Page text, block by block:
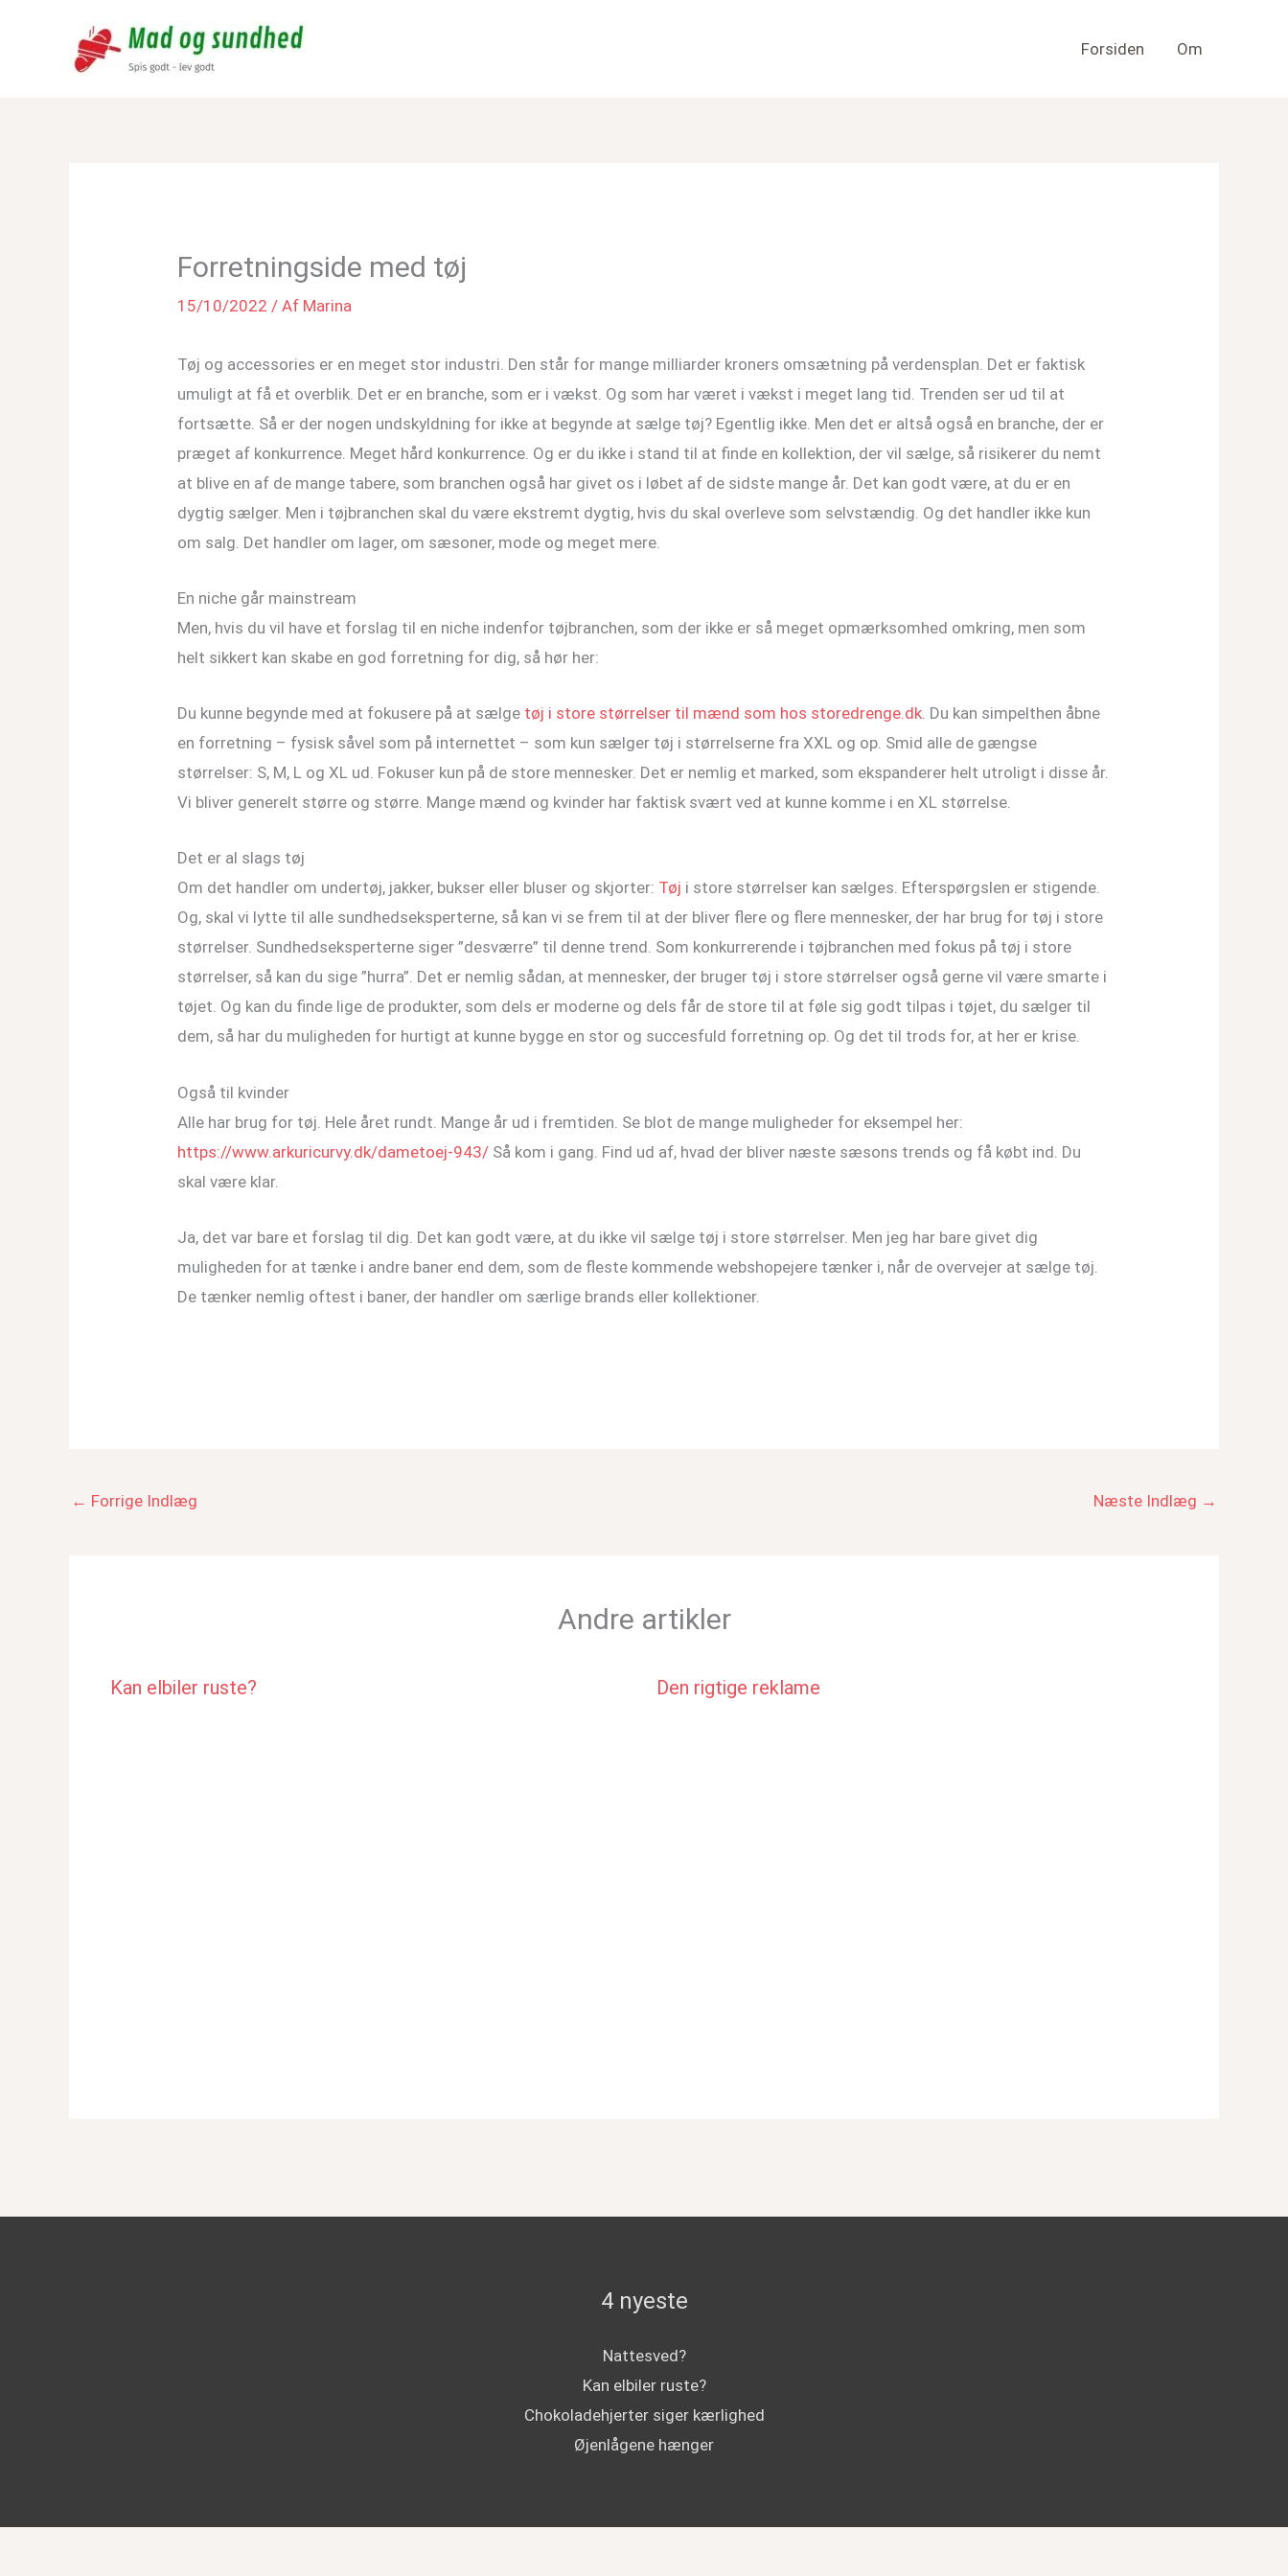
Forsiden Om
Forretningside med tøj
15/10/2022 / Af Marina
Tøj og accessories er en meget stor industri. Den står for mange milliarder kroners omsætning på verdensplan. Det er faktisk
umuligt at få et overblik. Det er en branche, som er i vækst. Og som har været i vækst i meget lang tid. Trenden ser ud til at
fortsætte. Så er der nogen undskyldning for ikke at begynde at sælge tøj? Egentlig ikke. Men det er altså også en branche, der er
præget af konkurrence. Meget hård konkurrence. Og er du ikke i stand til at finde en kollektion, der vil sælge, så risikerer du nemt
at blive en af de mange tabere, som branchen også har givet os i løbet af de sidste mange år. Det kan godt være, at du er en
dygtig sælger. Men i tøjbranchen skal du være ekstremt dygtig, hvis du skal overleve som selvstændig. Og det handler ikke kun
om salg. Det handler om lager, om sæsoner, mode og meget mere.
En niche går mainstream
Men, hvis du vil have et forslag til en niche indenfor tøjbranchen, som der ikke er så meget opmærksomhed omkring, men som
helt sikkert kan skabe en god forretning for dig, så hør her:
Du kunne begynde med at fokusere på at sælge tøj i store størrelser til mænd som hos storedrenge.dk. Du kan simpelthen åbne
en forretning – fysisk såvel som på internettet – som kun sælger tøj i størrelserne fra XXL og op. Smid alle de gængse
størrelser: S, M, L og XL ud. Fokuser kun på de store mennesker. Det er nemlig et marked, som ekspanderer helt utroligt i disse år.
Vi bliver generelt større og større. Mange mænd og kvinder har faktisk svært ved at kunne komme i en XL størrelse.
Det er al slags tøj
Om det handler om undertøj, jakker, bukser eller bluser og skjorter: Tøj i store størrelser kan sælges. Efterspørgslen er stigende.
Og, skal vi lytte til alle sundhedseksperterne, så kan vi se frem til at der bliver flere og flere mennesker, der har brug for tøj i store
størrelser. Sundhedseksperterne siger ”desværre” til denne trend. Som konkurrerende i tøjbranchen med fokus på tøj i store
størrelser, så kan du sige ”hurra”. Det er nemlig sådan, at mennesker, der bruger tøj i store størrelser også gerne vil være smarte i
tøjet. Og kan du finde lige de produkter, som dels er moderne og dels får de store til at føle sig godt tilpas i tøjet, du sælger til
dem, så har du muligheden for hurtigt at kunne bygge en stor og succesfuld forretning op. Og det til trods for, at her er krise.
Også til kvinder
Alle har brug for tøj. Hele året rundt. Mange år ud i fremtiden. Se blot de mange muligheder for eksempel her:
https://www.arkuricurvy.dk/dametoej-943/ Så kom i gang. Find ud af, hvad der bliver næste sæsons trends og få købt ind. Du
skal være klar.
Ja, det var bare et forslag til dig. Det kan godt være, at du ikke vil sælge tøj i store størrelser. Men jeg har bare givet dig
muligheden for at tænke i andre baner end dem, som de fleste kommende webshopejere tænker i, når de overvejer at sælge tøj.
De tænker nemlig oftest i baner, der handler om særlige brands eller kollektioner.
← Forrige Indlæg Næste Indlæg →
Andre artikler
Kan elbiler ruste? Den rigtige reklame
4 nyeste
Nattesved?
Kan elbiler ruste?
Chokoladehjerter siger kærlighed
Øjenlågene hænger